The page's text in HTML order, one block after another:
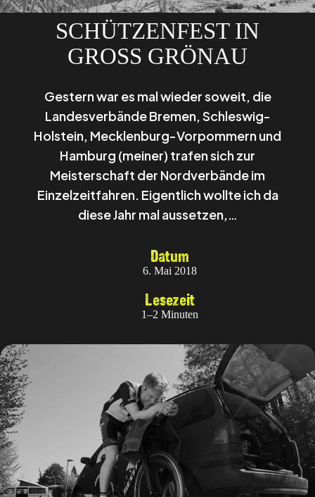
SCHÜTZENFEST IN
GROSS GRÖNAU
Gestern war es mal wieder soweit, die
Landesverbände Bremen, Schleswig-
Holstein, Mecklenburg-Vorpommern und
Hamburg (meiner) trafen sich zur
Meisterschaft der Nordverbände im
Einzelzeitfahren. Eigentlich wollte ich da
diese Jahr mal aussetzen,…
Datum
6. Mai 2018
Lesezeit
1–2 Minuten